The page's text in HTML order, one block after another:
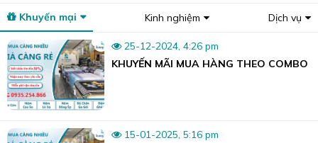
đàn hồi tối ưu, êm ái và nâng đỡ cơ thể một cách hoàn
hảo.
Êm ái, không đau lưng:Với đặc tính êm ái và khả
năng phân bổ áp lực đồng đều, nệm tròn Dana Pacific
giúp giảm thiểu tình trạng đau lưng, tức lưng, mang lại
cảm giác thoải mái tối đa cho người sử dụng. Dù bạn nằm
cột sống và các khớp xương, giúp bạn có giấc ngủ sâu và
Khuyến mại Kinh nghiệm Dịch vụ
25-12-2024, 4:26 pm
KHUYẾN MÃI MUA HÀNG THEO COMBO
15-01-2025, 5:16 pm